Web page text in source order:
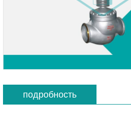
подробность